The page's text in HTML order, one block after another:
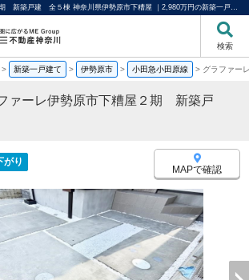
グラファーレ伊勢原市下糟屋２期 新築戸建 全５棟 神奈川県伊勢原市下糟屋 ｜2,980万円の新築一戸建て｜分譲住宅や新築物件｜ME不動産神奈川
検索
> 新築一戸建て > 伊勢原市 > 小田急小田原線 > グラファー
ァーレ伊勢原市下糟屋２期 新築戸
がり
MAPで確認